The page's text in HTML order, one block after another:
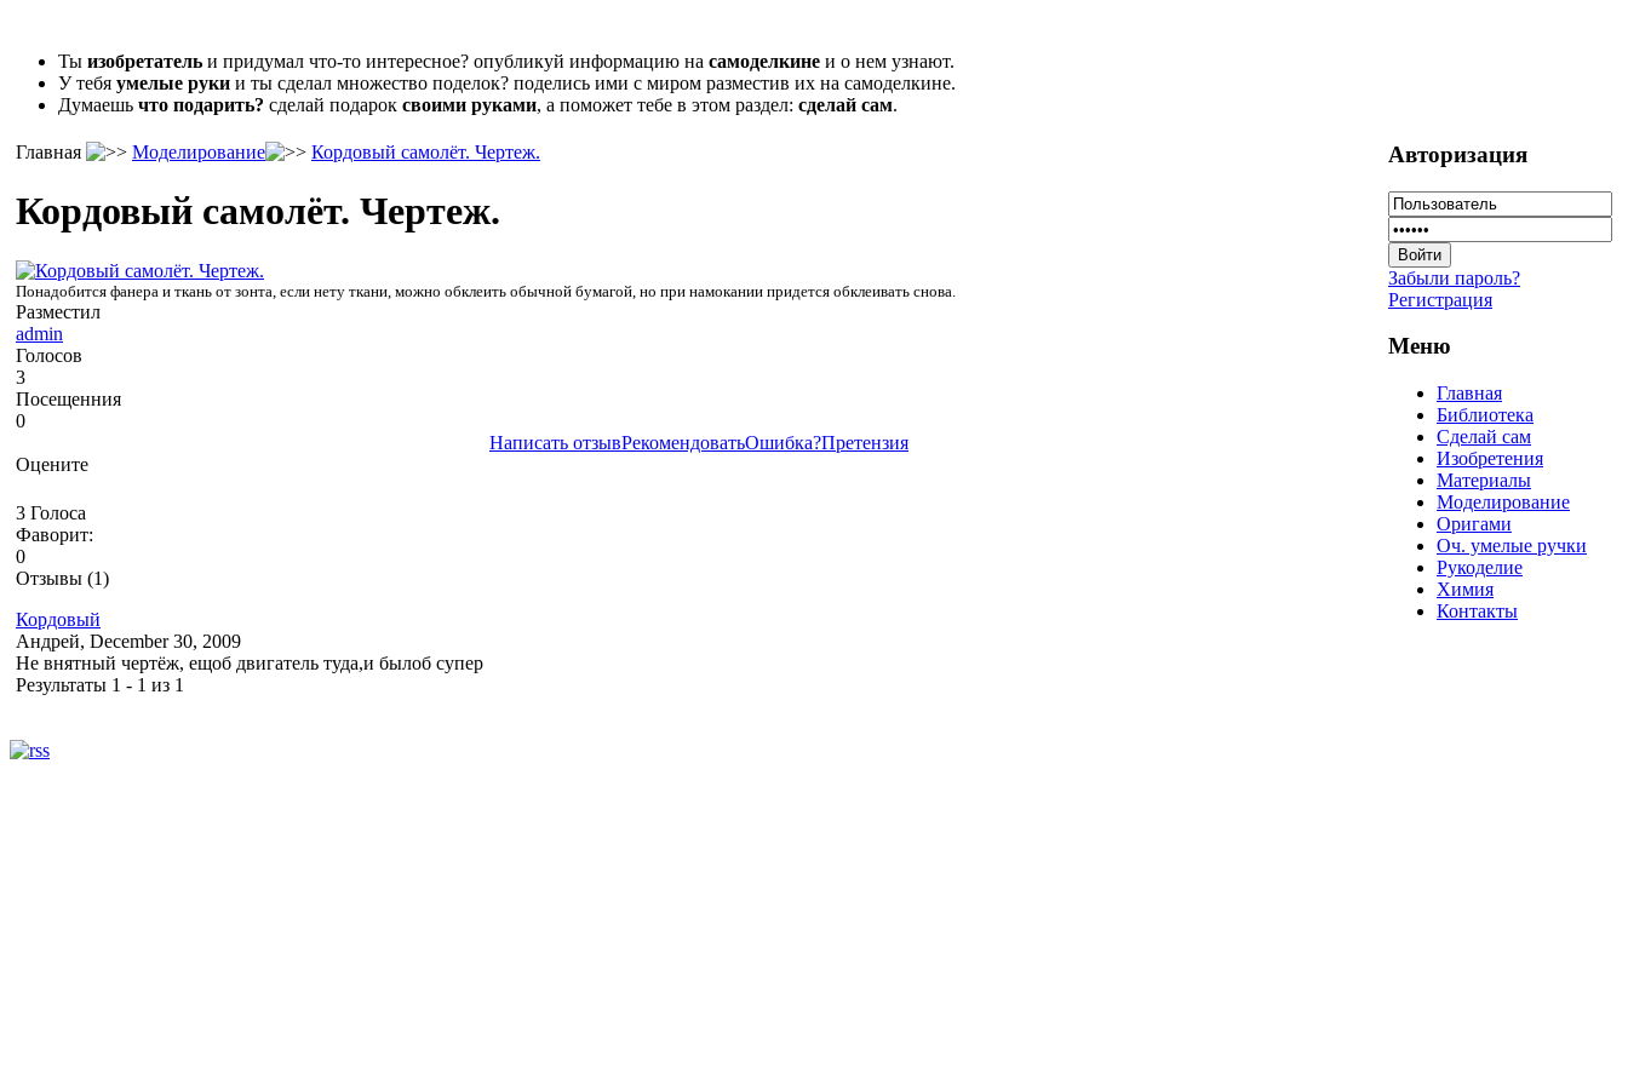
Ты изобретатель и придумал что-то интересное? опубликуй информацию на самоделкине и о нем узнают.
У тебя умелые руки и ты сделал множество поделок? поделись ими с миром разместив их на самоделкине.
Думаешь что подарить? сделай подарок своими руками, а поможет тебе в этом раздел: сделай сам.
Главная Моделирование Кордовый самолёт. Чертеж.
Кордовый самолёт. Чертеж.
Понадобится фанера и ткань от зонта, если нету ткани, можно обклеить обычной бумагой, но при намокании придется обклеивать снова.
Разместил
admin
Голосов
3
Посещенния
0
Написать отзывРекомендоватьОшибка?Претензия
Оцените
3 Голоса
Фаворит:
0
Отзывы (1)
Кордовый
Андрей, December 30, 2009
Не внятный чертёж, ещоб двигатель туда,и былоб супер
Результаты 1 - 1 из 1
Авторизация
Забыли пароль?
Регистрация
Меню
Главная
Библиотека
Сделай сам
Изобретения
Материалы
Моделирование
Оригами
Оч. умелые ручки
Рукоделие
Химия
Контакты